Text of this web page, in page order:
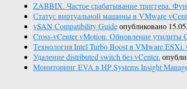
ZABBIX. Частое срабатывание триггера.
Статус виртуальной машины в VMware
vSAN Compatibility Guideопубликовано
Cross-vCenter vMotion. Обновление утилиты
Технология Intel Turbo Boost в VMware
Удаление distributed switch без vCenter.
Мониторинг EVA в HP Systems Insight